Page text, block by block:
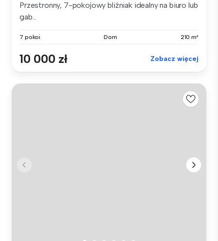
Przestronny, 7-pokojowy bliźniak idealny na biuro lub
gab...
7 pokoi Dom 210 m²
10 000 zł Zobacz więcej